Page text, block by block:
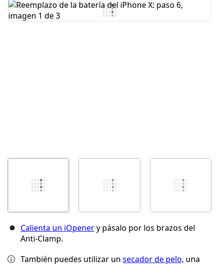
Agregar Comentario
Calienta un iOpenery pásalo por los brazos del
Anti-Clamp.
También puedes utilizar un secador de pelo, una